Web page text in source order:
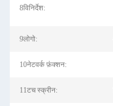
8विनिर्देश:
9लोगो:
10नेटवर्क फ़ंक्शन:
11टच स्क्रीन: